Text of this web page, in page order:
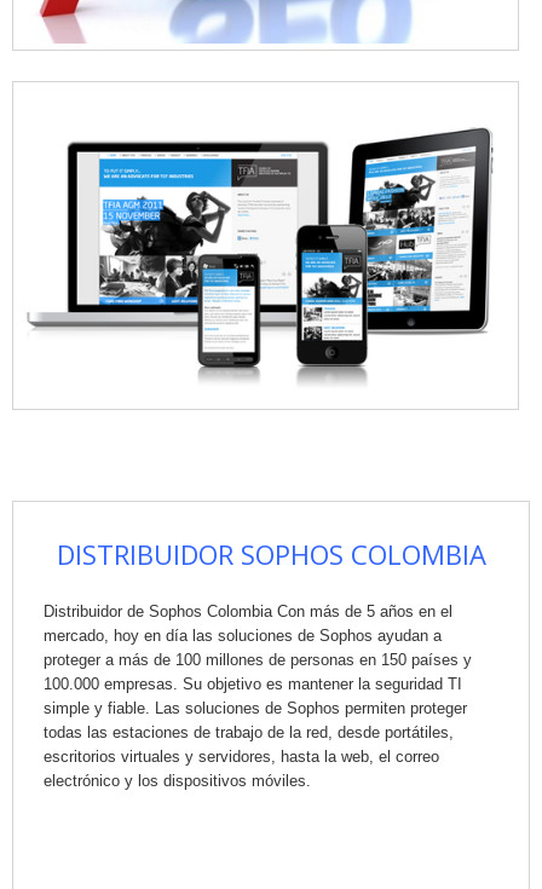
DISTRIBUIDOR SOPHOS COLOMBIA
Distribuidor de Sophos Colombia Con más de 5 años en el
mercado, hoy en día las soluciones de Sophos ayudan a
proteger a más de 100 millones de personas en 150 países y
100.000 empresas. Su objetivo es mantener la seguridad TI
simple y fiable. Las soluciones de Sophos permiten proteger
todas las estaciones de trabajo de la red, desde portátiles,
escritorios virtuales y servidores, hasta la web, el correo
electrónico y los dispositivos móviles.